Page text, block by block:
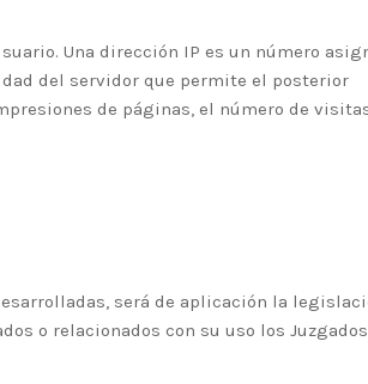
Una dirección IP es un número
del servidor que permite el posterior
de páginas, el número de
será de aplicación la
o relacionados con su uso los